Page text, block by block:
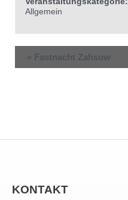
Allgemein
« Fastnacht Zahsow
KONTAKT